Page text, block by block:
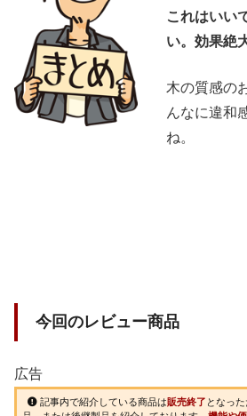
これはいい
い。効果絶
木の質感の
んなに違和
ね。
今回のレビュー商品
広告
記事内で紹介している商品は販売終了 となっ